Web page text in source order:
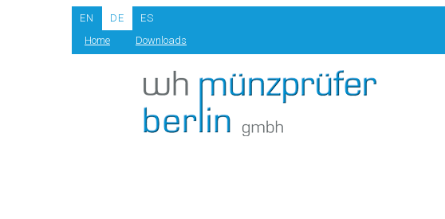
EN DE
ES
Home
Downloads